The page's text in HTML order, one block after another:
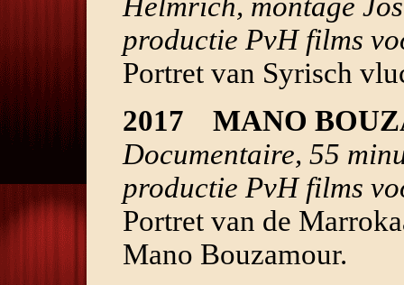
productie PvH films
Portret van Syrisch
2017 MANO
Documentaire, 55
productie PvH films
Portret van de
Mano Bouzamour.